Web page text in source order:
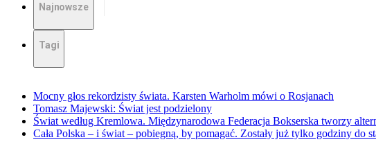
Najnowsze
Tagi
Mocny głos rekordzisty świata. Karsten Warholm mówi o Rosjanach
Tomasz Majewski: Świat jest podzielony
Świat według Kremlowa. Międzynarodowa Federacja Bokserska tworzy
Cała Polska – i świat – pobiegną, by pomagać. Zostały już tylko godziny do